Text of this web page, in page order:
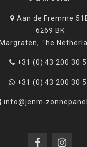
Aan de Fremme
6269 BK
Margraten, The
+31 (0) 43 200 30
+31 (0) 43 200 30
info@jenm-